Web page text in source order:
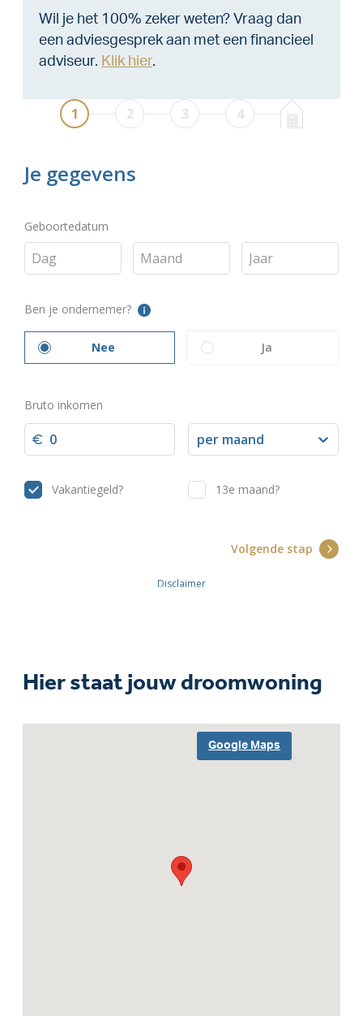
Wil je het 100% zeker weten? Vraag dan
een adviesgesprek aan met een financieel
adviseur. Klik hier.
Hier staat jouw droomwoning
Google Maps